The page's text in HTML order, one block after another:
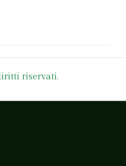
riservati.